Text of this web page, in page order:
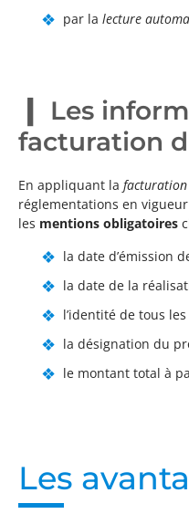
par la lecture
Les
facturation
En appliquant la
réglementations en
les mentions obligatoires
la date d’émission
la date de la
l’identité de tous
la désignation du
le montant total à
Les